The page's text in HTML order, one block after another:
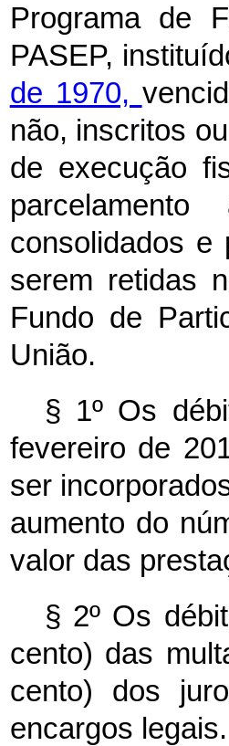
Programa de
PASEP,
de 1970,
não, inscritos
de execução
consolidados e
serem retidas
Fundo de
União.
§ 1º Os
fevereiro de
ser
aumento do
valor das
§ 2º Os
cento) das
cento) dos
encargos legais.